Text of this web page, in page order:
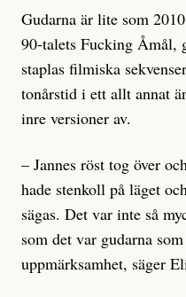
Gudarna är lite som
90-talets Fucking Åmål,
staplas filmiska
tonårstid i ett allt annat
inre versioner av.
– Jannes röst tog över
hade stenkoll på läget
sägas. Det var inte så
som det var gudarna
uppmärksamhet, säger